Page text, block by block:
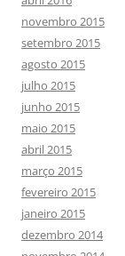
novembro 2015
setembro 2015
agosto 2015
julho 2015
junho 2015
maio 2015
abril 2015
março 2015
fevereiro 2015
janeiro 2015
dezembro 2014